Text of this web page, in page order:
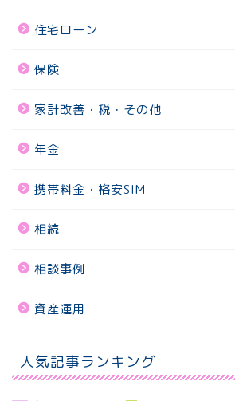
住宅ローン
保険
家計改善・税・その他
年金
携帯料金・格安SIM
相続
相談事例
資産運用
人気記事ランキング